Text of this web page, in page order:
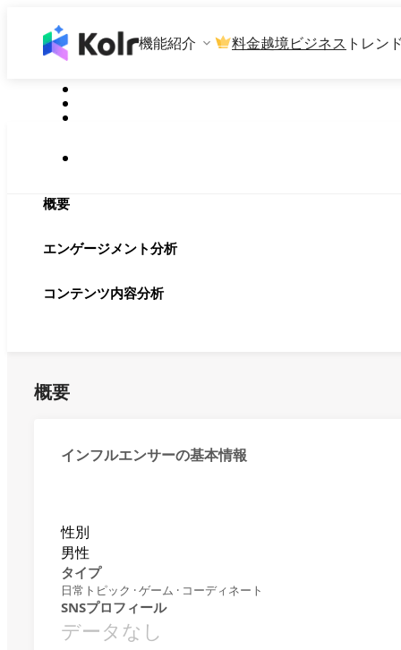
機能紹介 料金越境ビジネス トレン
概要
エンゲージメント分析
コンテンツ内容分析
概要
インフルエンサーの基本情報
性別
男性
タイプ
日常トピック · ゲーム · コーディネート
SNSプロフィール
データなし